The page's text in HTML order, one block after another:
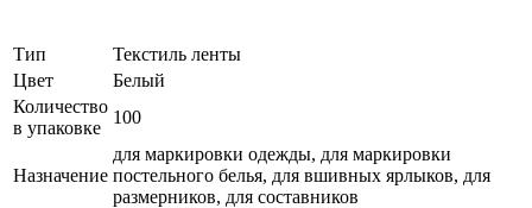
Тип
Текстиль ленты
Цвет
Белый
Количество
в упаковке
100
Назначение
для маркировки одежды, для маркировки
постельного белья, для вшивных ярлыков, для
размерников, для составников